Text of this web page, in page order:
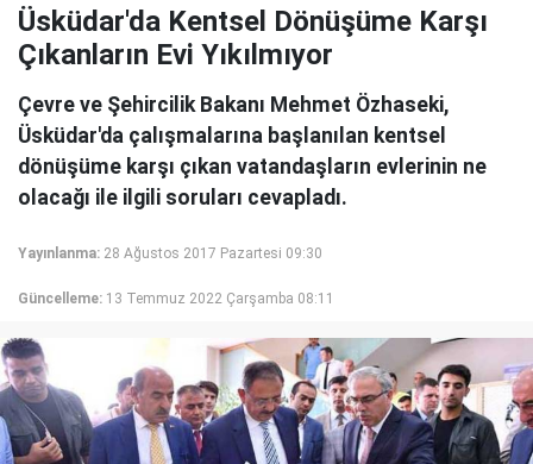
Üsküdar'da Kentsel Dönüşüme Karşı
Çıkanların Evi Yıkılmıyor
Çevre ve Şehircilik Bakanı Mehmet Özhaseki,
Üsküdar'da çalışmalarına başlanılan kentsel
dönüşüme karşı çıkan vatandaşların evlerinin ne
olacağı ile ilgili soruları cevapladı.
Yayınlanma: 28 Ağustos 2017 Pazartesi 09:30
Güncelleme: 13 Temmuz 2022 Çarşamba 08:11